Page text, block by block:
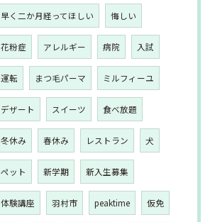
早く二か月経ってほしい 悔しい
花粉症 アレルギー 病院 入試
運転 まつ毛パーマ ミルフィーユ
デザート スイーツ 食べ放題
冬休み 春休み レストラン 犬
ペット 新学期 新入生募集
体験講座 羽村市 peaktime 仮免